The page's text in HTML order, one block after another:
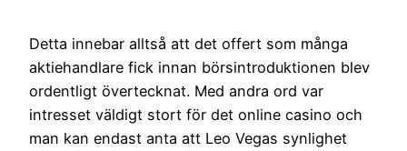
Detta innebar alltså att det offert som många
aktiehandlare fick innan börsintroduktionen blev
ordentligt övertecknat. Med andra ord var
intresset väldigt stort för det online casino och
man kan endast anta att Leo Vegas synlighet